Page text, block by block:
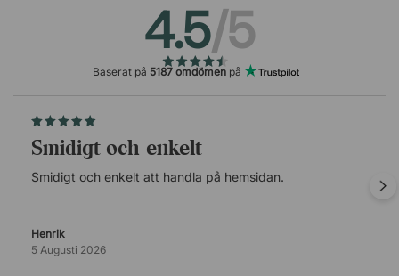
4.5/5
Baserat på 5187 omdömen på
Smidigt och enkelt
Smidigt och enkelt att handla på hemsidan.
Henrik
5 Augusti 2026